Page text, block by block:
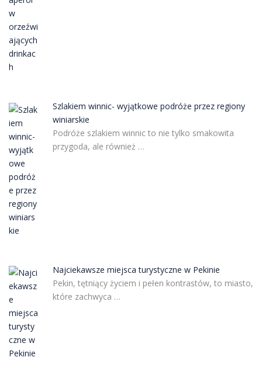
Szlakiem winnic- wyjątkowe podróże przez regiony
winiarskie
Podróże szlakiem winnic to nie tylko smakowita
przygoda, ale również …
Najciekawsze miejsca turystyczne w Pekinie
Pekin, tętniący życiem i pełen kontrastów, to miasto,
które zachwyca …